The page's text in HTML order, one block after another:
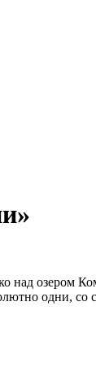
над озером
одни,